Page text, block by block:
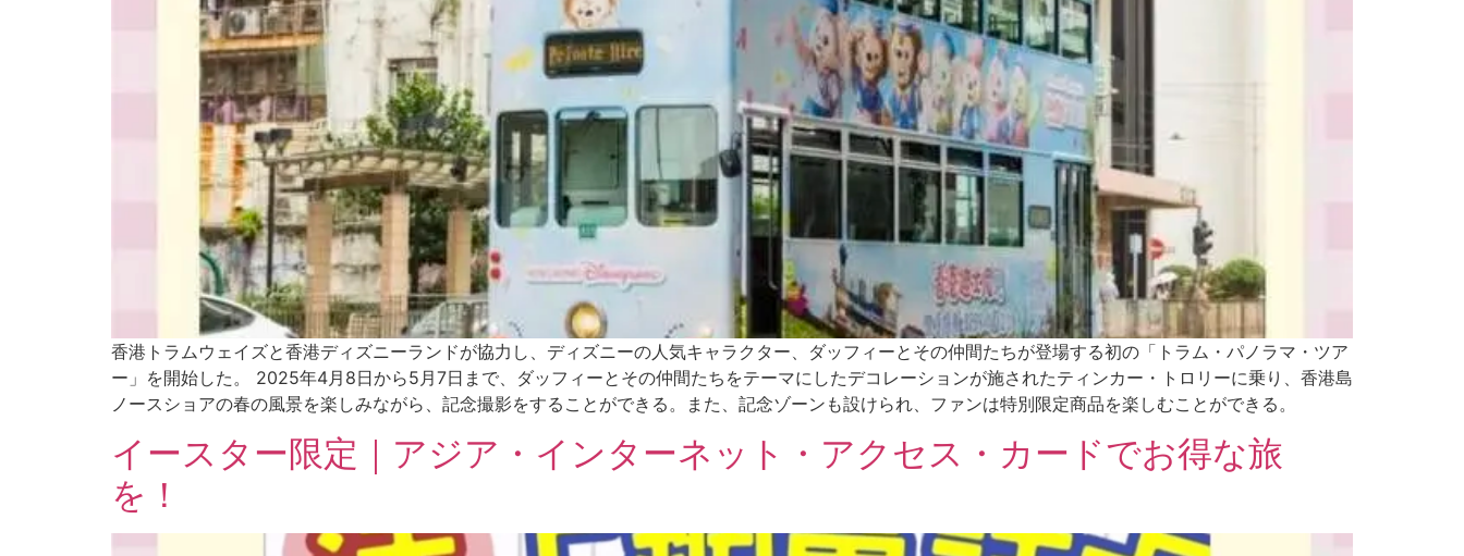
香港トラムウェイズと香港ディズニーランドが協力し、ディズニーの人気キャラクター、ダッフィーとその仲間たちが登場する初の「トラム・パノラマ・ツア
ー」を開始した。 2025年4月8日から5月7日まで、ダッフィーとその仲間たちをテーマにしたデコレーションが施されたティンカー・トロリーに乗り、香港島
ノースショアの春の風景を楽しみながら、記念撮影をすることができる。また、記念ゾーンも設けられ、ファンは特別限定商品を楽しむことができる。
イースター限定｜アジア・インターネット・アクセス・カードでお得な旅
を！